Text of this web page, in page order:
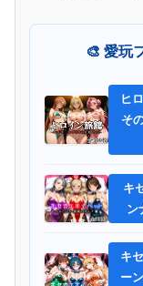
🎨 愛玩
ヒ
そ
キ
ン
キ
ー